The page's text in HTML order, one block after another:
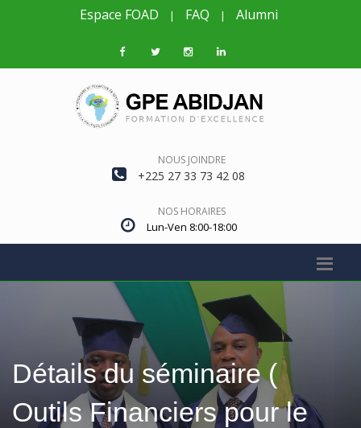
Espace FOAD | FAQ | Alumni
NOUS JOINDRE
+225 27 33 73 42 08
NOS HORAIRES
Lun-Ven 8:00-18:00
Détails du séminaire (
Outils Financiers pour le